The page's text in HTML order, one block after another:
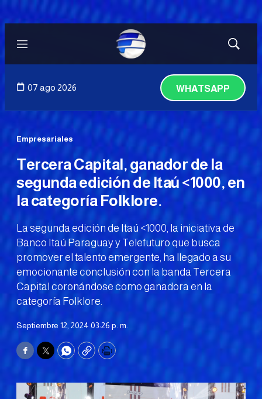
Menú
Mostrar
07 ago 2026 WHATSAPP
Empresariales
Tercera Capital, ganador de la
segunda edición de Itaú <1000, en
la categoría Folklore.
La segunda edición de Itaú <1000, la iniciativa de
Banco Itaú Paraguay y Telefuturo que busca
promover el talento emergente, ha llegado a su
emocionante conclusión con la banda Tercera
Capital coronándose como ganadora en la
categoría Folklore.
Septiembre 12, 2024 03:26 p. m.
Facebook
TwitterWhatsApp
CopyPrint